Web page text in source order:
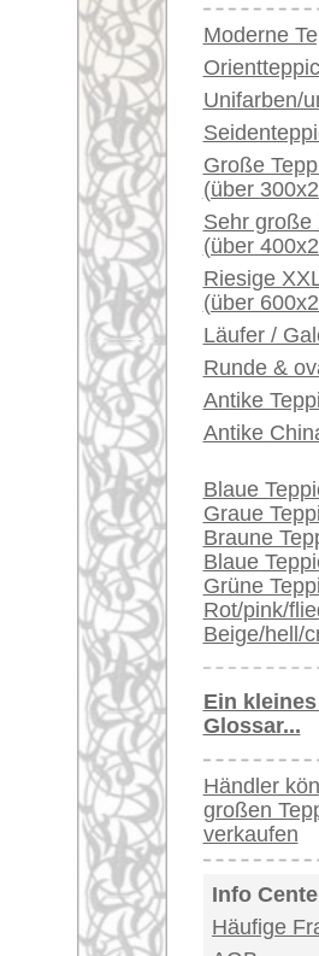
Blaue Teppiche
Graue Teppiche
Braune Teppiche
Blaue Teppiche
Grüne Teppiche
Rot/pink/flieder/lila
Beige/hell/cremefarben
Ein kleines Teppich-
Glossar...
Händler können ihre
großen Teppiche hier
verkaufen
Info Center
Häufige Fragen (FAQ)
AGB
Bestellvorgang
Lieferung und Zahlung
Widerrufsrecht
Datenschutz